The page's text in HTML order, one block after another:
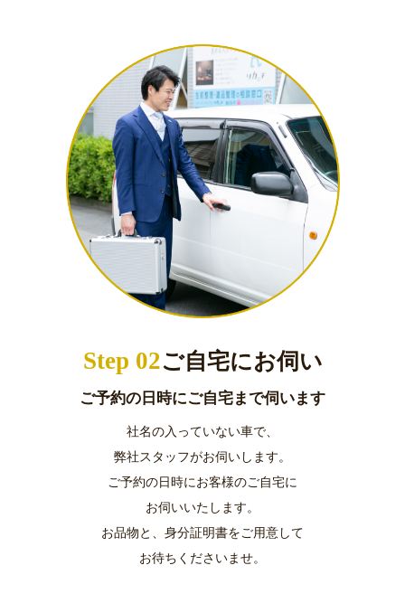
Step 02ご自宅にお伺い
ご予約の日時にご自宅まで伺います
社名の入っていない車で、
弊社スタッフがお伺いします。
ご予約の日時にお客様のご自宅に
お伺いいたします。
お品物と、身分証明書をご用意して
お待ちくださいませ。